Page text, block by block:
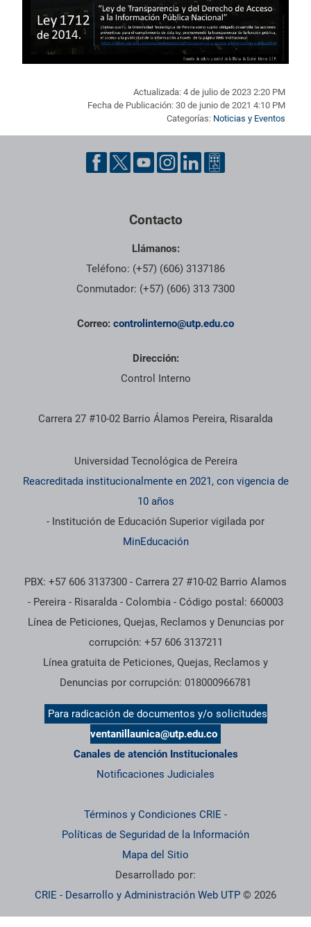
Actualizada: 4 de julio de 2023 2:20 PM
Fecha de Publicación: 30 de junio de 2021 4:10 PM
Categorías: Noticias y Eventos
Pie de página con información de contacto, redes sociales y
Contacto
Llámanos:
Teléfono: (+57) (606) 3137186
Conmutador: (+57) (606) 313 7300
Correo: controlinterno@utp.edu.co
Dirección:
Control Interno
Carrera 27 #10-02 Barrio Álamos Pereira, Risaralda
Información institucional
Universidad Tecnológica de Pereira
Reacreditada institucionalmente en 2021, con vigencia de
10 años
- Institución de Educación Superior vigilada por
MinEducación
PBX: +57 606 3137300 - Carrera 27 #10-02 Barrio Alamos
- Pereira - Risaralda - Colombia - Código postal: 660003
Línea de Peticiones, Quejas, Reclamos y Denuncias por
corrupción: +57 606 3137211
Línea gratuita de Peticiones, Quejas, Reclamos y
Denuncias por corrupción: 018000966781
Para radicación de documentos y/o solicitudes
ventanillaunica@utp.edu.co
Canales de atención Institucionales
Notificaciones Judiciales
Términos y Condiciones CRIE -
Políticas de Seguridad de la Información
Mapa del Sitio
Desarrollado por:
CRIE - Desarrollo y Administración Web UTP © 2026